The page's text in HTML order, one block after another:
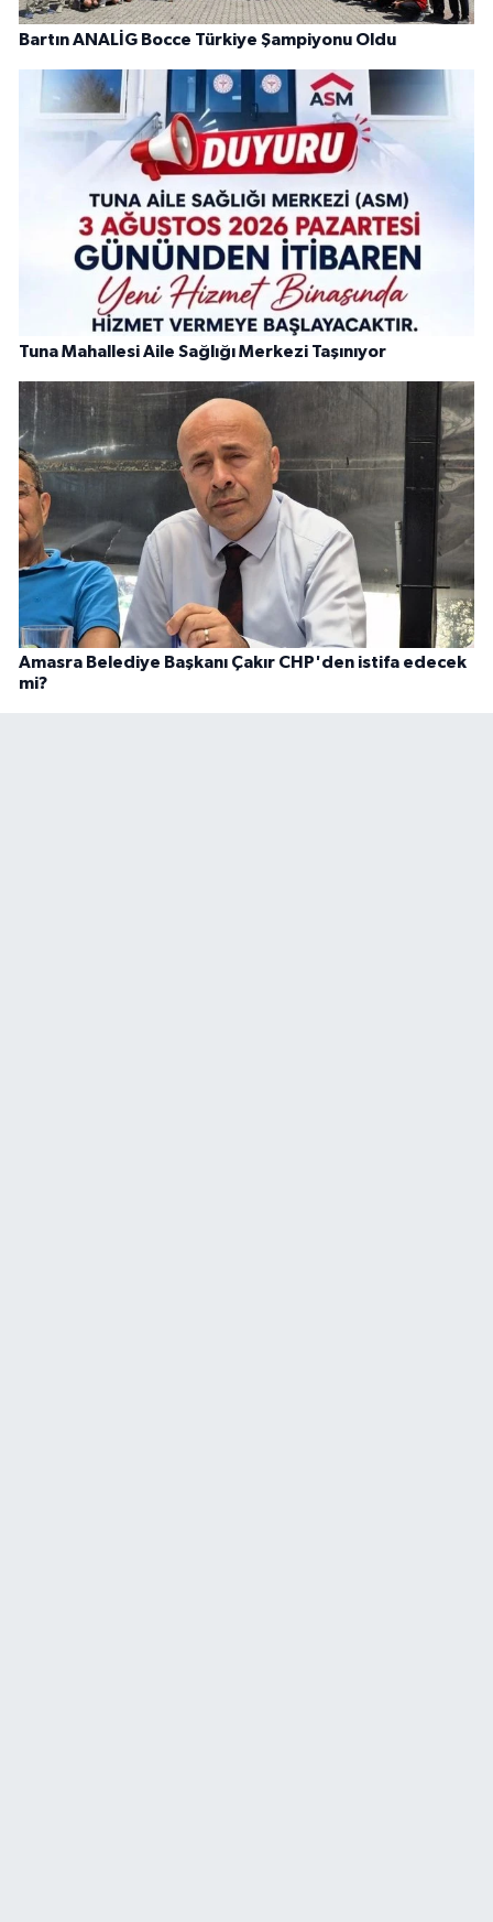
Bartın ANALİG Bocce Türkiye Şampiyonu Oldu
Tuna Mahallesi Aile Sağlığı Merkezi Taşınıyor
Amasra Belediye Başkanı Çakır CHP'den istifa edecek
mi?